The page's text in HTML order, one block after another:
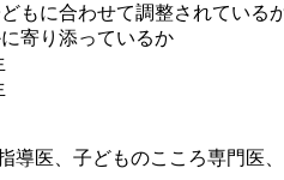
どもに合わせて調整されている
寄り添っているか
導医、子どものこころ専門医